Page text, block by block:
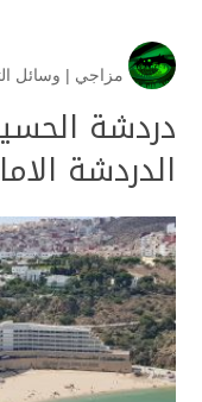
مزاجي | وسائل
دردشة
الدردشة